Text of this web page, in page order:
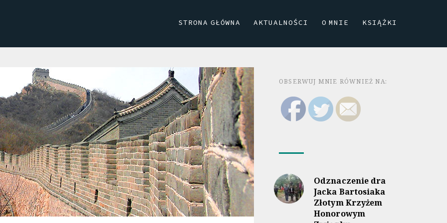
STRONA GŁÓWNA AKTUALNOŚCI O MNIE KSIĄŻKI
OBSERWUJ MNIE RÓWNIEŻ NA:
Odznaczenie dra
Jacka Bartosiaka
Złotym Krzyżem
Honorowym